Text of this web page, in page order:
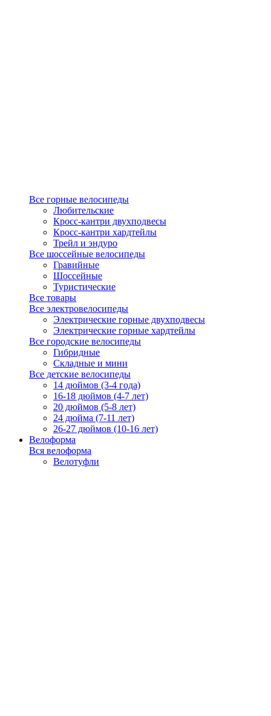
Все горные велосипеды
Любительские
Кросс-кантри двухподвесы
Кросс-кантри хардтейлы
Трейл и эндуро
Все шоссейные велосипеды
Гравийные
Шоссейные
Туристические
Все товары
Все электровелосипеды
Электрические горные двухподвесы
Электрические горные хардтейлы
Все городские велосипеды
Гибридные
Складные и мини
Все детские велосипеды
14 дюймов (3-4 года)
16-18 дюймов (4-7 лет)
20 дюймов (5-8 лет)
24 дюйма (7-11 лет)
26-27 дюймов (10-16 лет)
Велоформа
Вся велоформа
Велотуфли